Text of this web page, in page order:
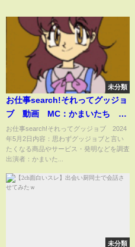
未分類
お仕事search!それってグッジョ
ブ 動画 MC：かまいたち 5
月2日
お仕事search!それってグッジョブ 2024
年5月2日内容：思わずグッジョブと言い
たくなる商品やサービス・発明などを調査
出演者：かまいた...
未分類